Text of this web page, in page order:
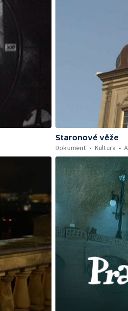
Staronové věže
Dokument
Kultura